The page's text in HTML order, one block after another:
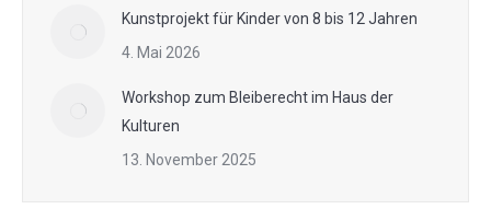
Kunstprojekt für Kinder von 8 bis 12 Jahren
4. Mai 2026
Workshop zum Bleiberecht im Haus der
Kulturen
13. November 2025